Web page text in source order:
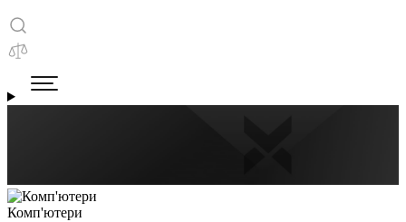
Комп'ютери